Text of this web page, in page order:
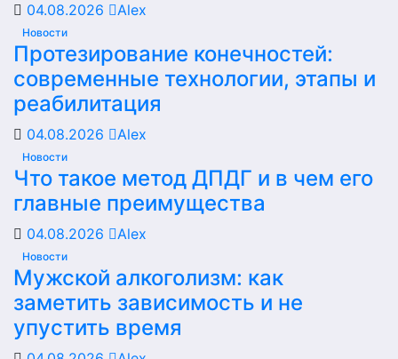
04.08.2026 Alex
Новости
Протезирование конечностей:
современные технологии, этапы и
реабилитация
04.08.2026 Alex
Новости
Что такое метод ДПДГ и в чем его
главные преимущества
04.08.2026 Alex
Новости
Мужской алкоголизм: как
заметить зависимость и не
упустить время